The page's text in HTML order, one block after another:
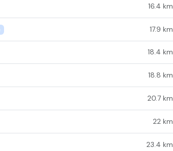
16.4 km
17.9 km
18.4 km
18.8 km
20.7 km
22 km
23.4 km